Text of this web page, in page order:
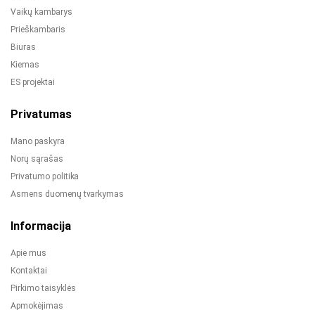
Vaikų kambarys
Prieškambaris
Biuras
Kiemas
ES projektai
Privatumas
Mano paskyra
Norų sąrašas
Privatumo politika
Asmens duomenų tvarkymas
Informacija
Apie mus
Kontaktai
Pirkimo taisyklės
Apmokėjimas